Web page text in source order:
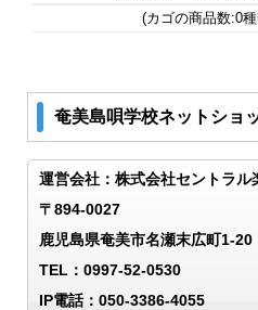
(カゴの商品数:0
奄美島唄学校ネットショ
運営会社：株式会社セントラル
〒894-0027
鹿児島県奄美市名瀬末広町1-20
TEL：0997-52-0530
IP電話：050-3386-4055